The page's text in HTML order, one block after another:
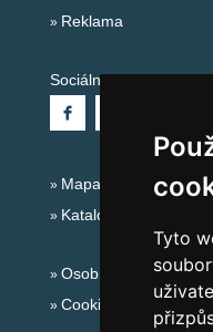
Tyto
Reklama
Sociální sítě:
Mapa serveru Alpy
Katalog ubytování
Osobní údaje
Cookies